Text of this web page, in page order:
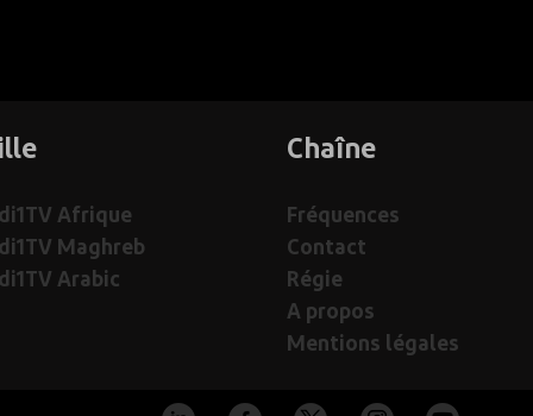
Afrique
Maghreb
Arabic
Chaîne
Fréquences
Contact
Régie
A propos
Mentions légales